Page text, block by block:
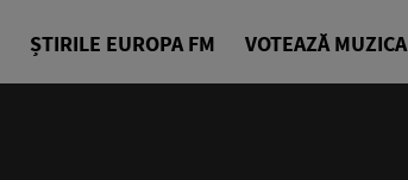
ȘTIRILE EUROPA FM VOTEAZĂ MUZICA